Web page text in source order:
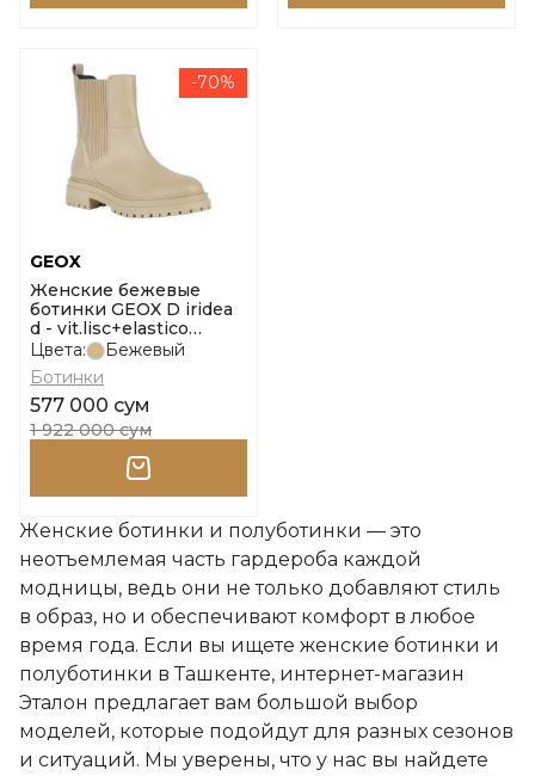
-70%
GEOX
Женские бежевые
ботинки GEOX D iridea
d - vit.lisc+elastico
размер 36
Цвета:
Бежевый
Ботинки
577 000 сум
1 922 000 сум
Женские ботинки и полуботинки — это
неотъемлемая часть гардероба каждой
модницы, ведь они не только добавляют стиль
в образ, но и обеспечивают комфорт в любое
время года. Если вы ищете женские ботинки и
полуботинки в Ташкенте, интернет-магазин
Эталон предлагает вам большой выбор
моделей, которые подойдут для разных сезонов
и ситуаций. Мы уверены, что у нас вы найдете